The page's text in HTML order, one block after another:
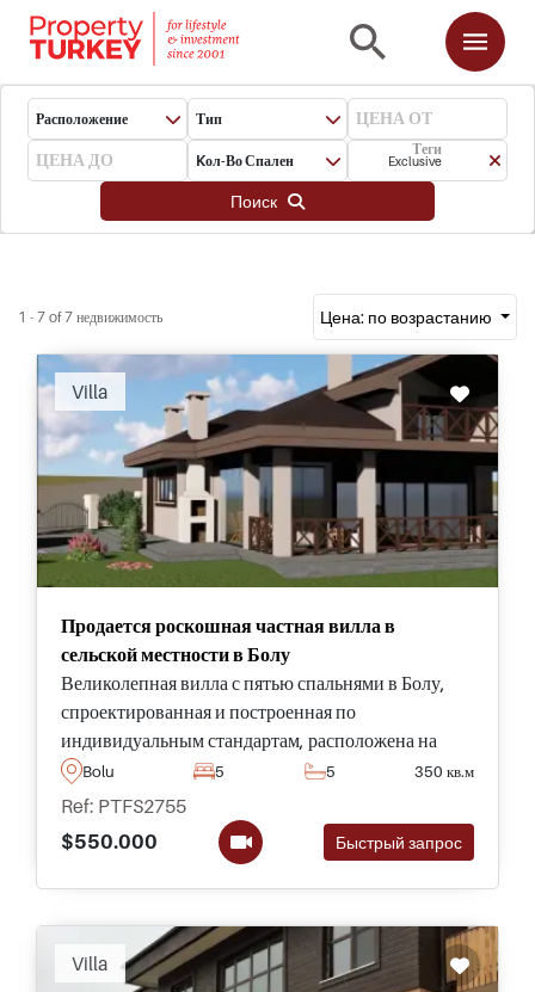
Расположение Тип
Kол-Во Спален
Теги
Exclusive
Поиск
1 - 7 of 7 недвижимость Цена: по возрастанию
Villa
Продается роскошная частная вилла в
сельской местности в Болу
Великолепная вилла с пятью спальнями в Болу,
спроектированная и построенная по
индивидуальным стандартам, расположена на
огромном участке площадью 8,000 м2 и
обеспечивает полную конфиденциальность для
тех, кто хочет сбежать от городской суеты в одни
из самых красивых мест во всей Турции.
Bolu 5 5 350 кв.м
Ref: PTFS2755
$550.000
Быстрый запрос
Villa